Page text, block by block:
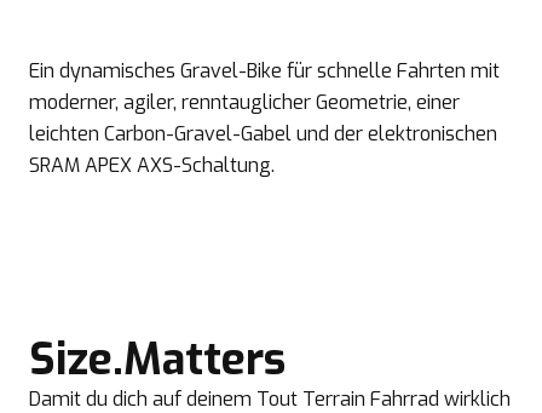
Ein dynamisches Gravel-Bike für schnelle Fahrten mit
moderner, agiler, renntauglicher Geometrie, einer
leichten Carbon-Gravel-Gabel und der elektronischen
SRAM APEX AXS-Schaltung.
Size.Matters
Damit du dich auf deinem Tout Terrain Fahrrad wirklich